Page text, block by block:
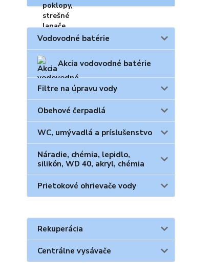
Vodovodné batérie
Akcia vodovodné batérie
Filtre na úpravu vody
Obehové čerpadlá
WC, umývadlá a príslušenstvo
Náradie, chémia, lepidlo,
silikón, WD 40, akryl, chémia
Prietokové ohrievače vody
Rekuperácia
Centrálne vysávače